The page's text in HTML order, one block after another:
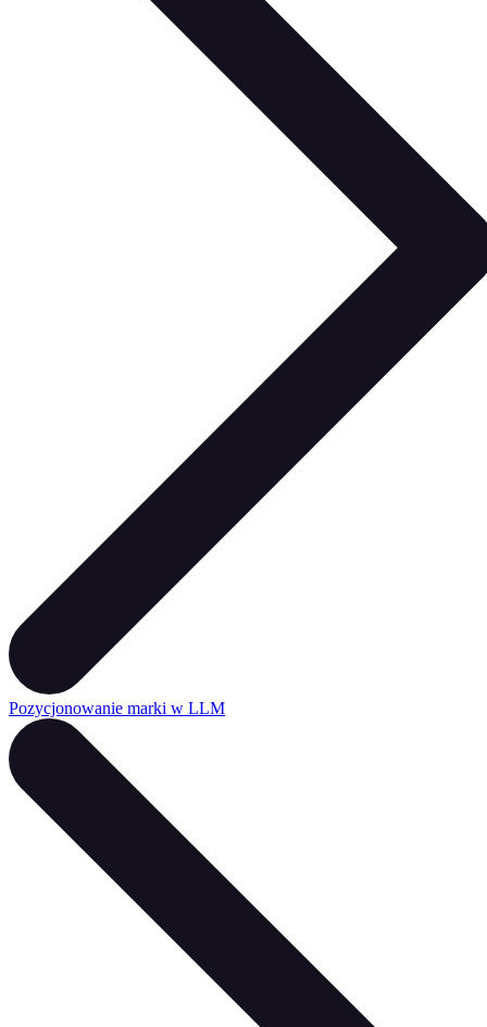
Pozycjonowanie marki w LLM